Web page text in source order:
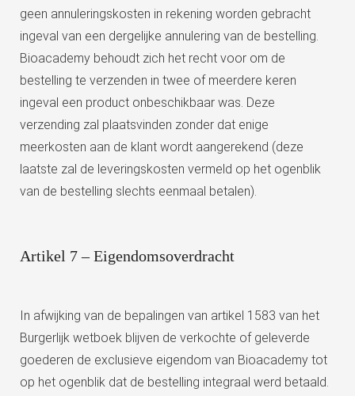
geen annuleringskosten in rekening worden gebracht
ingeval van een dergelijke annulering van de bestelling.
Bioacademy behoudt zich het recht voor om de
bestelling te verzenden in twee of meerdere keren
ingeval een product onbeschikbaar was. Deze
verzending zal plaatsvinden zonder dat enige
meerkosten aan de klant wordt aangerekend (deze
laatste zal de leveringskosten vermeld op het ogenblik
van de bestelling slechts eenmaal betalen).
Artikel 7 – Eigendomsoverdracht
In afwijking van de bepalingen van artikel 1583 van het
Burgerlijk wetboek blijven de verkochte of geleverde
goederen de exclusieve eigendom van Bioacademy tot
op het ogenblik dat de bestelling integraal werd betaald.